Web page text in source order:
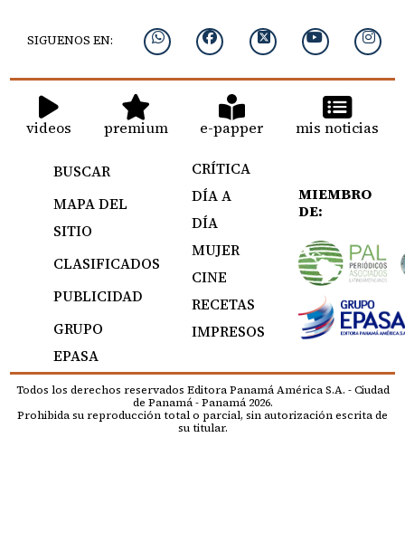
SIGUENOS EN:
videos premium e-papper mis noticias
BUSCAR
MAPA DEL
SITIO
CLASIFICADOS
PUBLICIDAD
GRUPO
EPASA
CRÍTICA
DÍA A
DÍA
MUJER
CINE
RECETAS
IMPRESOS
MIEMBRO
DE:
Todos los derechos reservados Editora Panamá América S.A. - Ciudad
de Panamá - Panamá 2026.
Prohibida su reproducción total o parcial, sin autorización escrita de
su titular.